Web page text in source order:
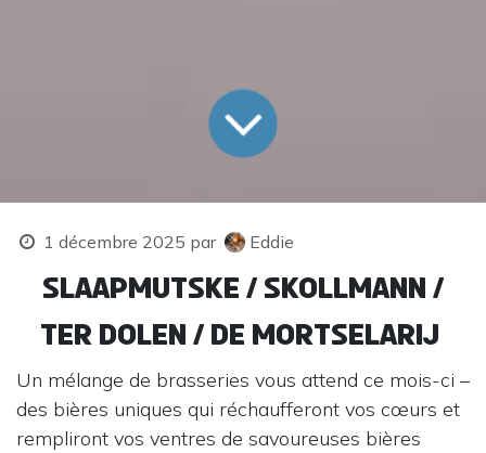
1 décembre 2025 par Eddie
Slaapmutske / Skollmann /
Ter Dolen / De Mortselarij
Un mélange de brasseries vous attend ce mois-ci –
des bières uniques qui réchaufferont vos cœurs et
rempliront vos ventres de savoureuses bières